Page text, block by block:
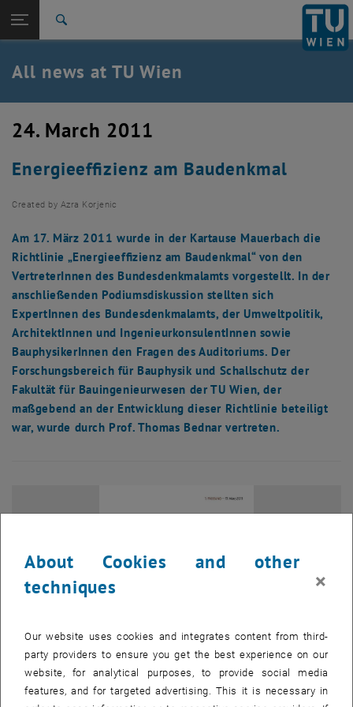
TU Login
Quicklinks
Toggle quicklinks menu
Studies
Career
Back: list subpages of parent page TU Wien Homepage
Back to:
TU Wien Homepage
Overview
All news at TU Wien
24. March 2011
Energieeffizienz am Baudenkmal
Created by Azra Korjenic
Am 17. März 2011 wurde in der Kartause Mauerbach die
Richtlinie „Energieeffizienz am Baudenkmal“ von den
VertreterInnen des Bundesdenkmalamts vorgestellt. In der
anschließenden Podiumsdiskussion stellten sich
ExpertInnen des Bundesdenkmalamts, der Umweltpolitik,
ArchitektInnen und IngenieurkonsulentInnen sowie
BauphysikerInnen den Fragen des Auditoriums. Der
Forschungsbereich für Bauphysik und Schallschutz der
Fakultät für Bauingenieurwesen der TU Wien, der
maßgebend an der Entwicklung dieser Richtlinie beteiligt
war, wurde durch Prof. Thomas Bednar vertreten.
About Cookies and other
techniques
×
Our website uses cookies and integrates content from third-
party providers to ensure you get the best experience on our
website, for analytical purposes, to provide social media
features, and for targeted advertising. This it is necessary in